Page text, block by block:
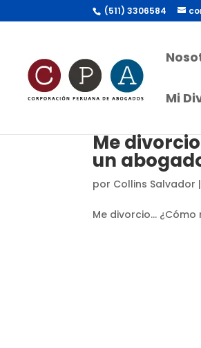
(511) 3306584
Mi
Me
un
por Collins Salvador
Me divorcio…